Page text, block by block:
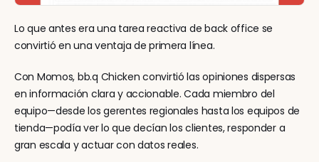
Lo que antes era una tarea reactiva de back office se
convirtió en una ventaja de primera línea.
Con Momos, bb.q Chicken convirtió las opiniones dispersas
en información clara y accionable. Cada miembro del
equipo—desde los gerentes regionales hasta los equipos de
tienda—podía ver lo que decían los clientes, responder a
gran escala y actuar con datos reales.